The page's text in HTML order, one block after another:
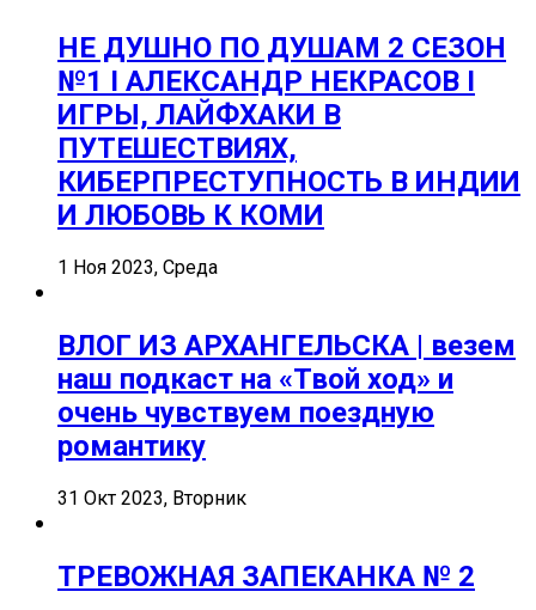
НЕ ДУШНО ПО ДУШАМ 2 СЕЗОН
№1 I АЛЕКСАНДР НЕКРАСОВ I
ИГРЫ, ЛАЙФХАКИ В
ПУТЕШЕСТВИЯХ,
КИБЕРПРЕСТУПНОСТЬ В ИНДИИ
И ЛЮБОВЬ К КОМИ
1 Ноя 2023, Среда
ВЛОГ ИЗ АРХАНГЕЛЬСКА | везем
наш подкаст на «Твой ход» и
очень чувствуем поездную
романтику
31 Окт 2023, Вторник
ТРЕВОЖНАЯ ЗАПЕКАНКА № 2